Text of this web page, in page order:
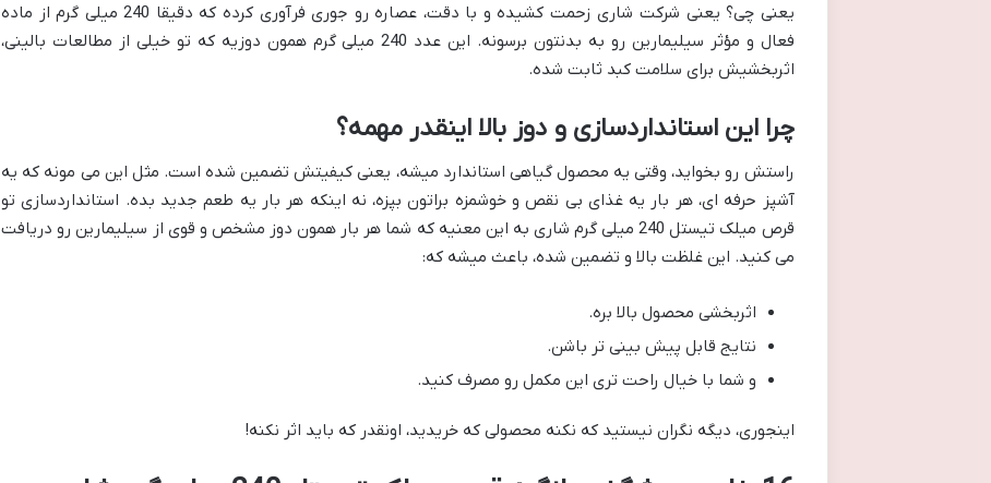
یعنی چی؟ یعنی شرکت شاری زحمت کشیده و با دقت، عصاره رو جوری فرآوری کرده که دقیقا 240 میلی گرم از ماده
فعال و مؤثر سیلیمارین رو به بدنتون برسونه. این عدد 240 میلی گرم همون دوزیه که تو خیلی از مطالعات بالینی،
اثربخشیش برای سلامت کبد ثابت شده.
چرا این استانداردسازی و دوز بالا اینقدر مهمه؟
راستش رو بخواید، وقتی یه محصول گیاهی استاندارد میشه، یعنی کیفیتش تضمین شده است. مثل این می مونه که یه
آشپز حرفه ای، هر بار یه غذای بی نقص و خوشمزه براتون بپزه، نه اینکه هر بار یه طعم جدید بده. استانداردسازی تو
قرص میلک تیستل 240 میلی گرم شاری به این معنیه که شما هر بار همون دوز مشخص و قوی از سیلیمارین رو دریافت
می کنید. این غلظت بالا و تضمین شده، باعث میشه که:
اثربخشی محصول بالا بره.
نتایج قابل پیش بینی تر باشن.
و شما با خیال راحت تری این مکمل رو مصرف کنید.
اینجوری، دیگه نگران نیستید که نکنه محصولی که خریدید، اونقدر که باید اثر نکنه!